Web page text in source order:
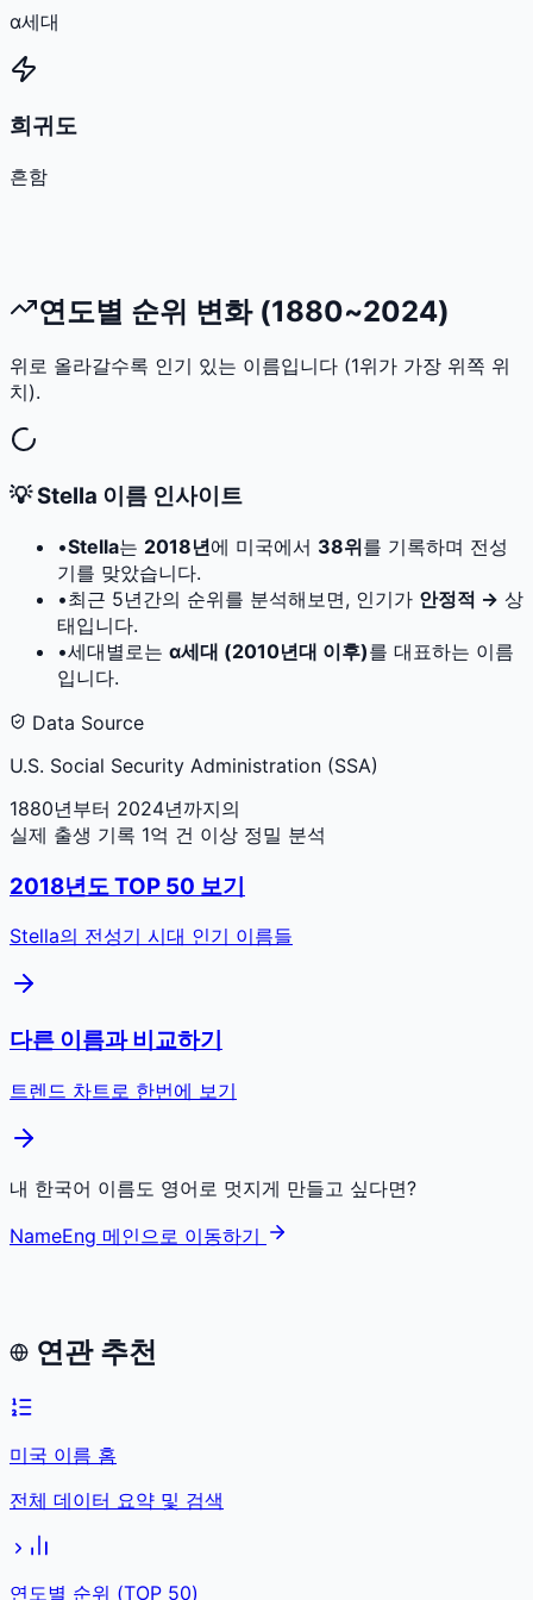
α세대
희귀도
흔함
연도별 순위 변화 (1880~2024)
위로 올라갈수록 인기 있는 이름입니다 (1위가 가장 위쪽 위
치).
💡Stella 이름 인사이트
•Stella는 2018년에 미국에서 38위를 기록하며 전성
기를 맞았습니다.
•최근 5년간의 순위를 분석해보면, 인기가 안정적 → 상
태입니다.
•세대별로는 α세대 (2010년대 이후)를 대표하는 이름
입니다.
Data Source
U.S. Social Security Administration (SSA)
1880년부터 2024년까지의
실제 출생 기록 1억 건 이상 정밀 분석
2018년도 TOP 50 보기
Stella의 전성기 시대 인기 이름들
다른 이름과 비교하기
트렌드 차트로 한번에 보기
내 한국어 이름도 영어로 멋지게 만들고 싶다면?
NameEng 메인으로 이동하기
연관 추천
미국 이름 홈
전체 데이터 요약 및 검색
연도별 순위 (TOP 50)